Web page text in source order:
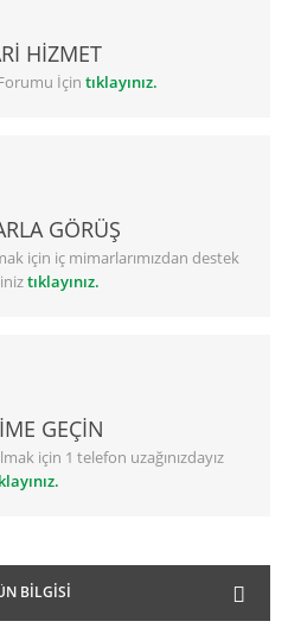
HİZMET
İçin tıklayınız.
GÖRÜŞ
için iç mimarlarımızdan destek
tıklayınız.
GEÇİN
için 1 telefon uzağınızdayız
BILGISI